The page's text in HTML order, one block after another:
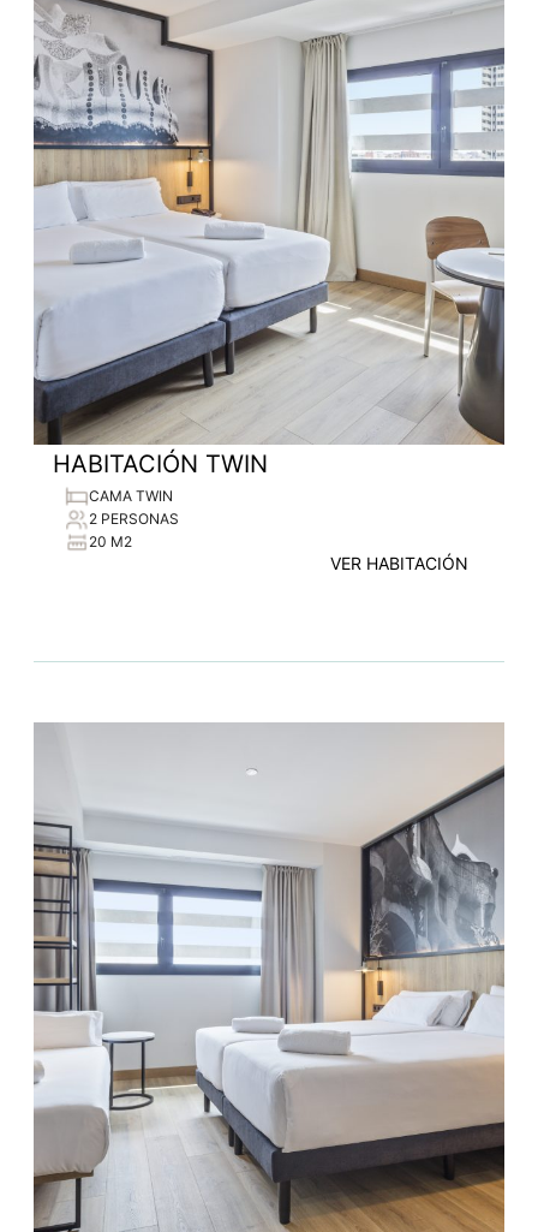
HABITACIÓN TWIN
CAMA TWIN
2 PERSONAS
20 M2
VER HABITACIÓN